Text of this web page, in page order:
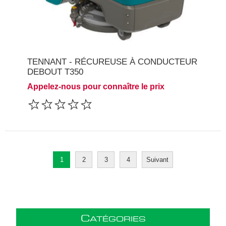
TENNANT - RÉCUREUSE À CONDUCTEUR
DEBOUT T350
Appelez-nous pour connaître le prix
1 2 3 4 Suivant
CATÉGORIES